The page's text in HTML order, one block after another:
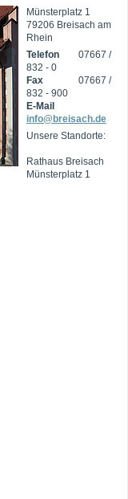
Münsterplatz 1
79206 Breisach am
Rhein
Telefon
07667 /
832 - 0
Fax
07667 /
832 - 900
E-Mail
info@breisach.de
Unsere Standorte:
Rathaus Breisach
Münsterplatz 1